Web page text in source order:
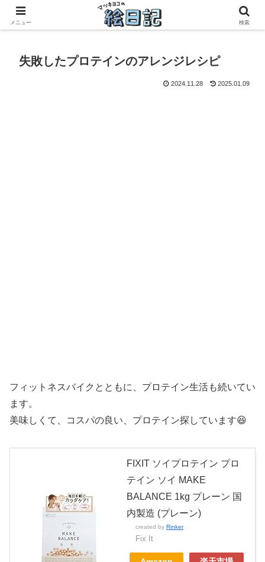
滋賀に移住した50代元主婦、フリーランス×パートの毎日
失敗したプロテインのアレンジレシピ
2024.11.28 2025.01.09
フィットネスバイクとともに、プロテイン生活も続いてい
ます。
美味しくて、コスパの良い、プロテイン探しています😆
FIXIT ソイプロテイン プロ
テイン ソイ MAKE
BALANCE 1kg プレーン 国
内製造 (プレーン)
created by Rinker
Fix It
メニュー 検索